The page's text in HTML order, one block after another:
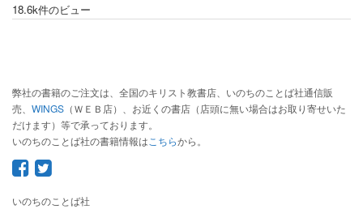
18.6k件のビュー
弊社の書籍のご注文は、全国のキリスト教書店、いのちのことば社通信販
売、 WINGS （ＷＥＢ店）、お近くの書店（店頭に無い場合はお取り寄せいた
だけます）等で承っております。
いのちのことば社の書籍情報は こちらから。
いのちのことば社